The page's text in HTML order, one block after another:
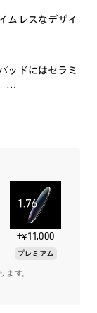
ムレスなデザイ
ッドにはセラミ
上品さが際立ち
+¥11,000
プレミアム
ます。